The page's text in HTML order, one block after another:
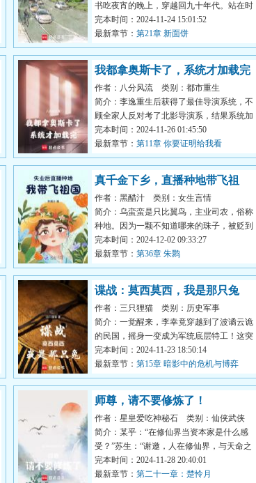
书吃夜宵的晚上，穿越回九十年代。站在时
代的风口，魏然很是恼火...
完本时间：2024-11-24 15:01:52
最新章节： 第21章 新面饼
我都拿奥斯卡了，系统才加载完
作者：八分风流
类别：都市重生
简介：李逸重生后获得了最佳导演系统，不
顾全家人反对考了北影导演系，结果系统加
载了十年才加载完……【...
完本时间：2024-11-26 01:45:50
最新章节： 第11章 你要证明给我看
真千金下乡，直播种地带飞祖
国！
作者：黑醋汁
类别：女生言情
简介：乌蛮蛮是只比翼鸟，主业司农，俗称
种地。因为一颗不知道哪来的珠子，被贬到
不知道在哪的蓝星，法力...
完本时间：2024-12-02 09:33:27
最新章节： 第36章 朱鹮
谍战：莫西莫西，我是那只兔
作者：三只狸猫
类别：历史军事
简介：一觉醒来，李幸竟穿越到了波谲云诡
的民国，摇身一变成为军统底层特工！这突
如其来的变故，让他瞬间...
完本时间：2024-11-23 18:50:14
最新章节： 第15章 暗影中的危机与博弈
师尊，请不要修炼了！
作者：星皇爱吃神秘石
类别：仙侠武侠
简介：某乎：“在修仙界当资本家是什么感
受？”苏生：“谢邀，人在修仙界，与天命之
女楚心婵绑定成功，每...
完本时间：2024-11-28 20:40:01
最新章节： 第二十一章：楚怜月